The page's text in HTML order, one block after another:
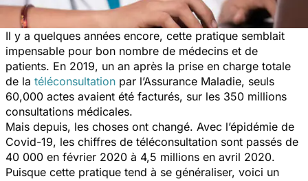
Il y a quelques années encore, cette pratique semblait
impensable pour bon nombre de médecins et de
patients. En 2019, un an après la prise en charge totale
de la téléconsultation par l’Assurance Maladie, seuls
60,000 actes avaient été facturés, sur les 350 millions
consultations médicales.
Mais depuis, les choses ont changé. Avec l’épidémie de
Covid-19, les chiffres de téléconsultation sont passés de
40 000 en février 2020 à 4,5 millions en avril 2020.
Puisque cette pratique tend à se généraliser, voici un